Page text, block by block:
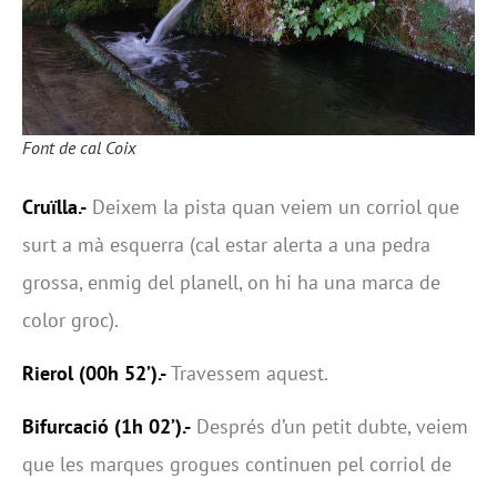
Font de cal Coix
Cruïlla.- Deixem la pista quan veiem un corriol que
surt a mà esquerra (cal estar alerta a una pedra
grossa, enmig del planell, on hi ha una marca de
color groc).
Rierol (00h 52’).-Travessem aquest.
Bifurcació (1h 02’).- Després d’un petit dubte, veiem
que les marques grogues continuen pel corriol de